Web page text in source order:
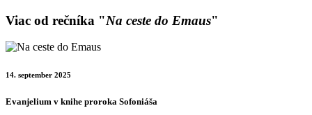
Viac od rečníka "Na ceste do Emaus"
14. september 2025
Evanjelium v knihe proroka Sofoniáša